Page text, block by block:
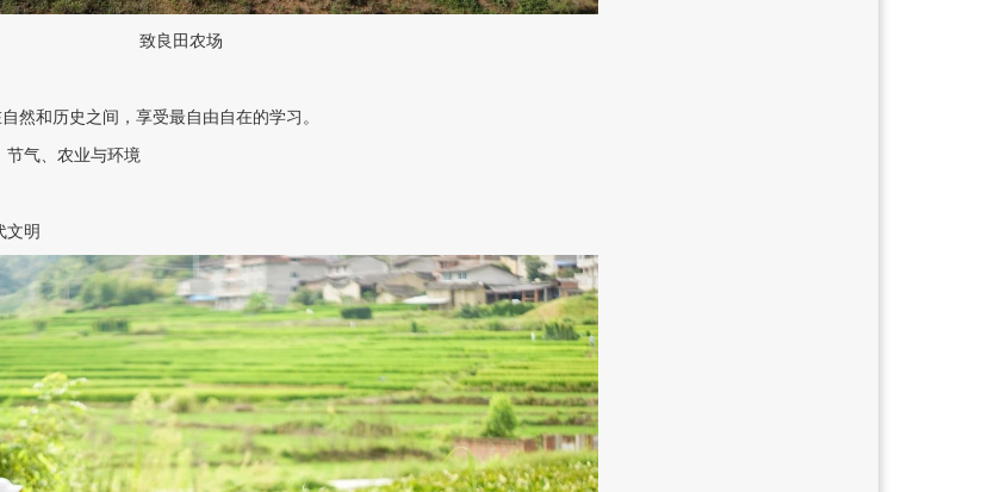
致良田农场
然和历史之间，享受最自由自在的学习。
气、农业与环境
文明